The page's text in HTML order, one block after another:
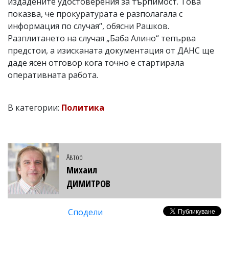
показва, че прокуратурата е разполагала с
информация по случая“, обясни Рашков.
Разплитането на случая „Баба Алино“ тепърва
предстои, а изисканата документация от ДАНС ще
даде ясен отговор кога точно е стартирала
оперативната работа.
В категории: Политика
Автор
Михаил
ДИМИТРОВ
Сподели